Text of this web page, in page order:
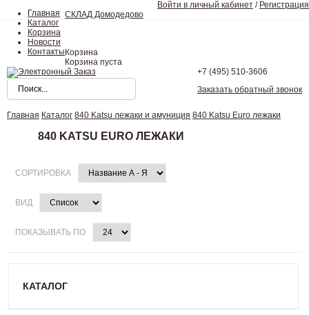
Главная
Каталог
Корзина
Новости
Контакты
Войти в личный кабинет / Регистрация
СКЛАД Домодедово
Корзина
Корзина пуста
+7 (495) 510-3606
Заказать обратный звонок
Главная Каталог 840 Katsu лежаки и амуниция 840 Katsu Euro лежаки
840 KATSU EURO ЛЕЖАКИ
СОРТИРОВКА
ВИД
ПОКАЗЫВАТЬ ПО
КАТАЛОГ